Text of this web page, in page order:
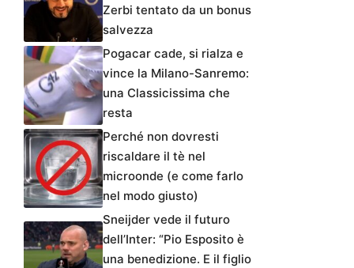
Zerbi tentato da un bonus
salvezza
Pogacar cade, si rialza e
vince la Milano-Sanremo:
una Classicissima che
resta
Perché non dovresti
riscaldare il tè nel
microonde (e come farlo
nel modo giusto)
Sneijder vede il futuro
dell’Inter: “Pio Esposito è
una benedizione. E il figlio